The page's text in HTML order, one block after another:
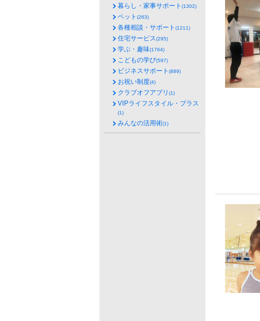
暮らし・家事サポート (1302)
ペット (263)
各種相談・サポート (1211)
住宅サービス(295)
学ぶ・趣味(1764)
こどもの学び(597)
ビジネスサポート (889)
お祝い制度(4)
クラブオフアプリ (1)
VIPライフスタイル・プラス
(1)
みんなの活用術(1)